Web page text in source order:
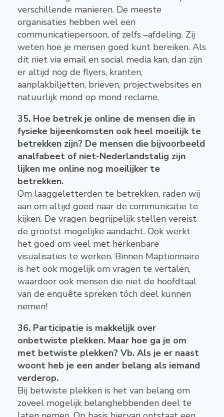
verschillende manieren. De meeste
organisaties hebben wel een
communicatiepersoon, of zelfs –afdeling. Zij
weten hoe je mensen goed kunt bereiken. Als
dit niet via email en social media kan, dan zijn
er altijd nog de flyers, kranten,
aanplakbiljetten, brieven, projectwebsites en
natuurlijk mond op mond reclame.
35. Hoe betrek je online de mensen die in
fysieke bijeenkomsten ook heel moeilijk te
betrekken zijn? De mensen die bijvoorbeeld
analfabeet of niet-Nederlandstalig zijn
lijken me online nog moeilijker te
betrekken.
Om laaggeletterden te betrekken, raden wij
aan om altijd goed naar de communicatie te
kijken. De vragen begrijpelijk stellen vereist
de grootst mogelijke aandacht. Ook werkt
het goed om veel met herkenbare
visualisaties te werken. Binnen Maptionnaire
is het ook mogelijk om vragen te vertalen,
waardoor ook mensen die niet de hoofdtaal
van de enquête spreken tóch deel kunnen
nemen!
36. Participatie is makkelijk over
onbetwiste plekken. Maar hoe ga je om
met betwiste plekken? Vb. Als je er naast
woont heb je een ander belang als iemand
verderop.
Bij betwiste plekken is het van belang om
zoveel mogelijk belanghebbenden deel te